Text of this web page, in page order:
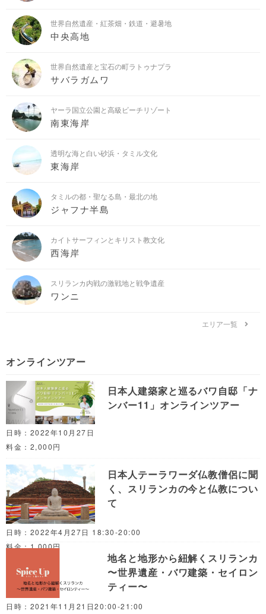
世界自然遺産・紅茶畑・鉄道・避暑地
中央高地
世界自然遺産と宝石の町ラトゥナプラ
サバラガムワ
ヤーラ国立公園と高級ビーチリゾート
南東海岸
透明な海と白い砂浜・タミル文化
東海岸
タミルの都・聖なる島・最北の地
ジャフナ半島
カイトサーフィンとキリスト教文化
西海岸
スリランカ内戦の激戦地と戦争遺産
ワンニ
エリア一覧
オンラインツアー
日本人建築家と巡るバワ自邸「ナ
ンバー11」オンラインツアー
日時：2022年10月27日
料金：2,000円
日本人テーラワーダ仏教僧侶に聞
く、スリランカの今と仏教につい
て
日時：2022年4月27日 18:30-20:00
料金：1,000円
地名と地形から紐解くスリランカ
〜世界遺産・バワ建築・セイロン
ティー〜
日時：2021年11月21日20:00-21:00